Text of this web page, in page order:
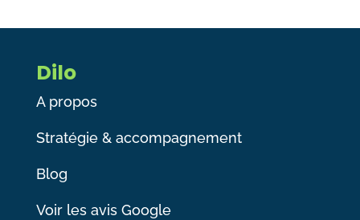
Dilo
A propos
Stratégie & accompagnement
Blog
Voir les avis Google